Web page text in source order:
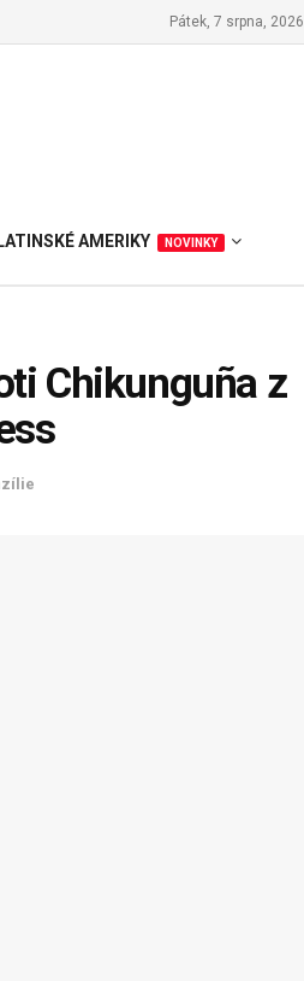
Pátek, 7 srpna, 2026
AMERIKY NOVINKY
Chikunguña z